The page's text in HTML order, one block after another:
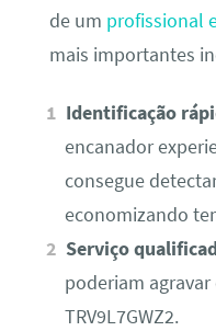
de um profissional
mais importantes
Identificação
encanador
consegue
economizando
Serviço
poderiam
TRV9L7GWZ2.